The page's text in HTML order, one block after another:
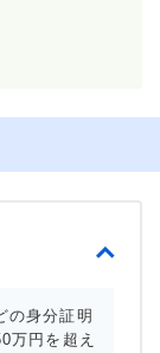
の身分証明
万円を超え